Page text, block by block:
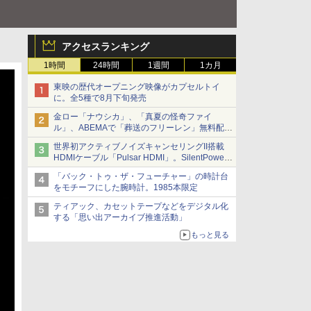
アクセスランキング
1時間 24時間 1週間 1カ月
東映の歴代オープニング映像がカプセルトイ
に。全5種で8月下旬発売
金ロー「ナウシカ」、「真夏の怪奇ファイ
ル」、ABEMAで「葬送のフリーレン」無料配信
など。夏の特番・配信情報
世界初アクティブノイズキャンセリングII搭載
HDMIケーブル「Pulsar HDMI」。SilentPower
から
「バック・トゥ・ザ・フューチャー」の時計台
をモチーフにした腕時計。1985本限定
ティアック、カセットテープなどをデジタル化
する「思い出アーカイブ推進活動」
もっと見る